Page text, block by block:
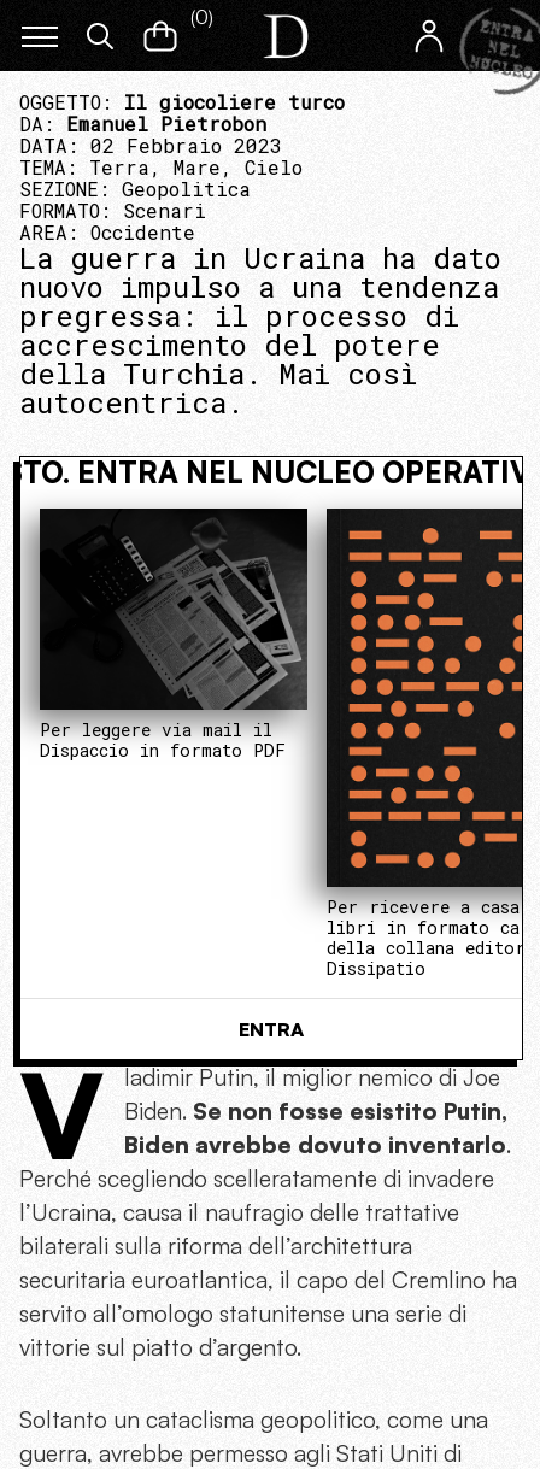
(0)
OGGETTO: Il giocoliere turco
DA: Emanuel Pietrobon
DATA: 02 Febbraio 2023
TEMA: Terra, Mare, Cielo
SEZIONE: Geopolitica
FORMATO: Scenari
AREA: Occidente
La guerra in Ucraina ha dato
nuovo impulso a una tendenza
pregressa: il processo di
accrescimento del potere
della Turchia. Mai così
autocentrica.
ENTRA NEL NUCLEO
Per leggere via mail il
Dispaccio in formato PDF
Per ricevere a casa i
libri in formato
della collana
Dissipatio
ENTRA
V
ladimir Putin, il miglior nemico di Joe
Biden. Se non fosse esistito Putin,
Biden avrebbe dovuto inventarlo.
Perché scegliendo scelleratamente di invadere
l’Ucraina, causa il naufragio delle trattative
bilaterali sulla riforma dell’architettura
securitaria euroatlantica, il capo del Cremlino ha
servito all’omologo statunitense una serie di
vittorie sul piatto d’argento.
Soltanto un cataclisma geopolitico, come una
guerra, avrebbe permesso agli Stati Uniti di